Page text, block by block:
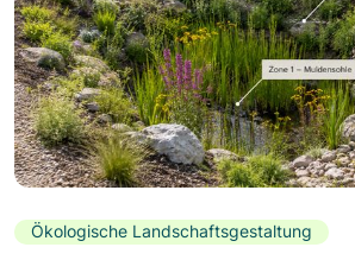
Ökologische Landschaftsgestaltung